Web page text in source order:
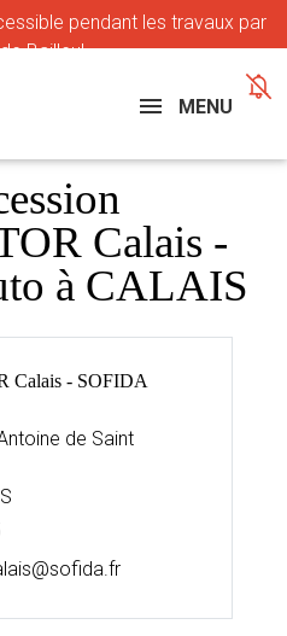
pendant les travaux par
Bailleul
MENU
Calais -
à CALAIS
Calais - SOFIDA
de Saint